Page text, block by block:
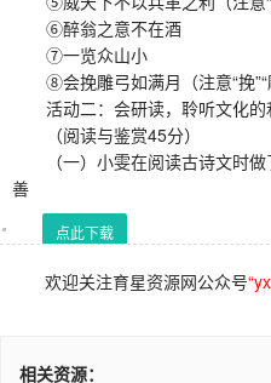
⑥醉翁之意不在酒
⑦一览众山小
⑧会挽雕弓如满月（注意“挽”“
活动二：会研读，聆听文化的
（阅读与鉴赏45分）
（一）小雯在阅读古诗文时做
善
点此下载
欢迎关注育星资源网公众号
相关资源：